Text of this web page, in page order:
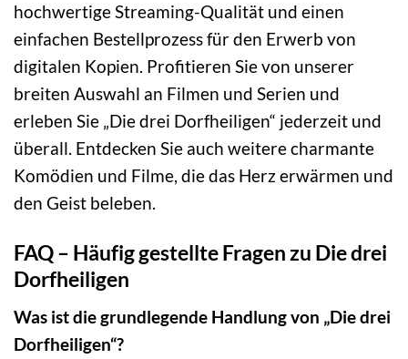
hochwertige Streaming-Qualität und einen
einfachen Bestellprozess für den Erwerb von
digitalen Kopien. Profitieren Sie von unserer
breiten Auswahl an Filmen und Serien und
erleben Sie „Die drei Dorfheiligen“ jederzeit und
überall. Entdecken Sie auch weitere charmante
Komödien und Filme, die das Herz erwärmen und
den Geist beleben.
FAQ – Häufig gestellte Fragen zu Die drei
Dorfheiligen
Was ist die grundlegende Handlung von „Die drei
Dorfheiligen“?